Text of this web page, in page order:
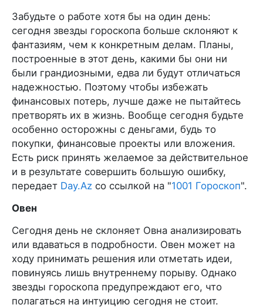
Забудьте о работе хотя бы на один день:
сегодня звезды гороскопа больше склоняют к
фантазиям, чем к конкретным делам. Планы,
построенные в этот день, какими бы они ни
были грандиозными, едва ли будут отличаться
надежностью. Поэтому чтобы избежать
финансовых потерь, лучше даже не пытайтесь
претворять их в жизнь. Вообще сегодня будьте
особенно осторожны с деньгами, будь то
покупки, финансовые проекты или вложения.
Есть риск принять желаемое за действительное
и в результате совершить большую ошибку,
передает Day.Az со ссылкой на "1001 Гороскоп".
Овен
Сегодня день не склоняет Овна анализировать
или вдаваться в подробности. Овен может на
ходу принимать решения или отметать идеи,
повинуясь лишь внутреннему порыву. Однако
звезды гороскопа предупреждают его, что
полагаться на интуицию сегодня не стоит.